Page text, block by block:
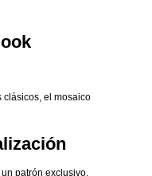
clásicos, el mosaico
patrón exclusivo.